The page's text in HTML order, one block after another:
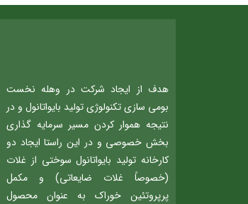
هدف از ایجاد شرکت در وهله نخست
بومی سازی تکنولوژی تولید بایواتانول و در
نتیجه هموار کردن مسیر سرمایه گذاری
بخش خصوصی و در این راستا ایجاد دو
کارخانه تولید بایواتانول سوختی از غلات
(خصوصاً غلات ضایعاتی) و مکمل
پرپروتئین خوراک به عنوان محصول